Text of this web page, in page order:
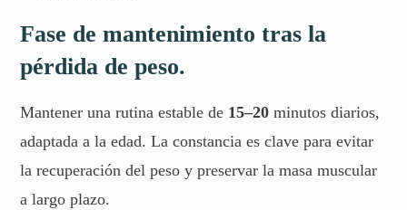
Fase de mantenimiento tras la
pérdida de peso.
Mantener una rutina estable de 15–20 minutos diarios,
adaptada a la edad. La constancia es clave para evitar
la recuperación del peso y preservar la masa muscular
a largo plazo.